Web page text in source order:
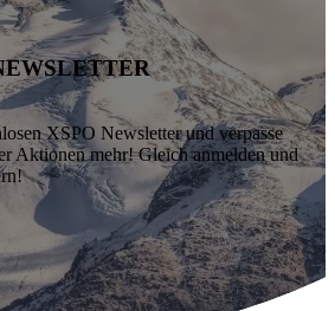
XSPO Newsletter und verpasse
Aktionen mehr! Gleich anmelden und